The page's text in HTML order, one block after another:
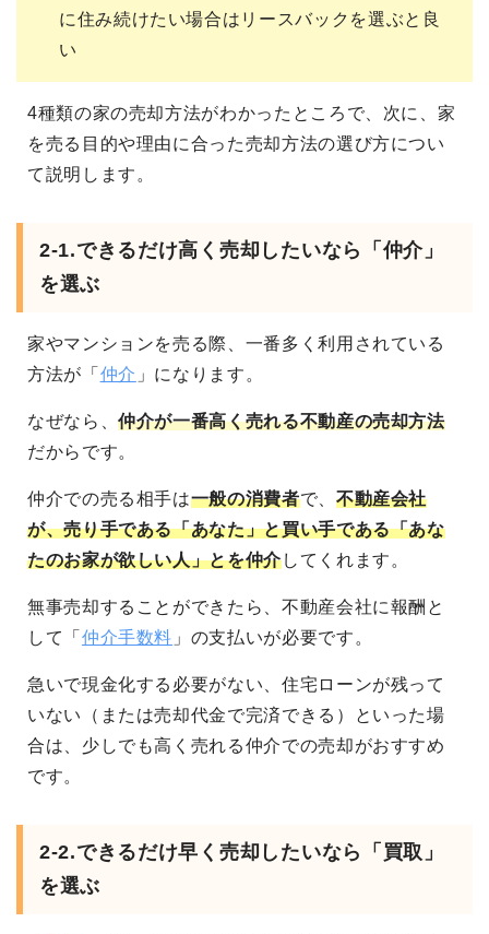
に住み続けたい場合はリースバックを選ぶと良
い
4種類の家の売却方法がわかったところで、次に、家
を売る目的や理由に合った売却方法の選び方につい
て説明します。
2-1.できるだけ高く売却したいなら「仲介」
を選ぶ
家やマンションを売る際、一番多く利用されている
方法が「 仲介 」になります。
なぜなら、仲介が一番高く売れる不動産の売却方法
だからです。
仲介での売る相手は一般の消費者で、 不動産会社
が、売り手である「あなた」と買い手である「あな
たのお家が欲しい人」とを仲介してくれます。
無事売却することができたら、不動産会社に報酬と
して「 仲介手数料 」の支払いが必要です。
急いで現金化する必要がない、住宅ローンが残って
いない（または売却代金で完済できる）といった場
合は、少しでも高く売れる仲介での売却がおすすめ
です。
2-2.できるだけ早く売却したいなら「買取」
を選ぶ